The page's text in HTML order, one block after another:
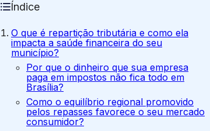
Índice
O que é repartição tributária e como ela
impacta a saúde financeira do seu
município?
Por que o dinheiro que sua empresa
paga em impostos não fica todo em
Brasília?
Como o equilíbrio regional promovido
pelos repasses favorece o seu mercado
consumidor?